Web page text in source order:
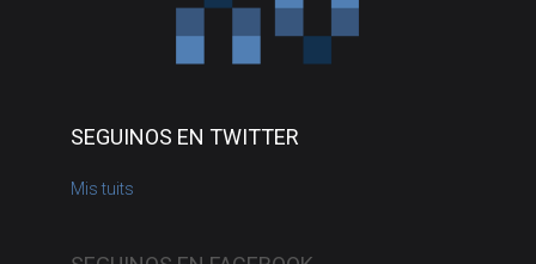
SEGUINOS EN TWITTER
Mis tuits